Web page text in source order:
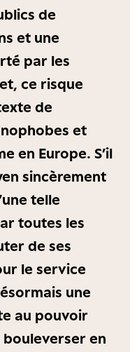
de
et une
par les
ce risque
de
et
en Europe. S’il
sincèrement
telle
toutes les
de ses
le service
une
au pouvoir
en